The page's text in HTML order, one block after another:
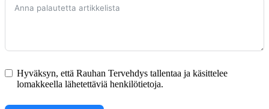
Hyväksyn, että Rauhan Tervehdys tallentaa ja käsittelee
lomakkeella lähetettäviä henkilötietoja.